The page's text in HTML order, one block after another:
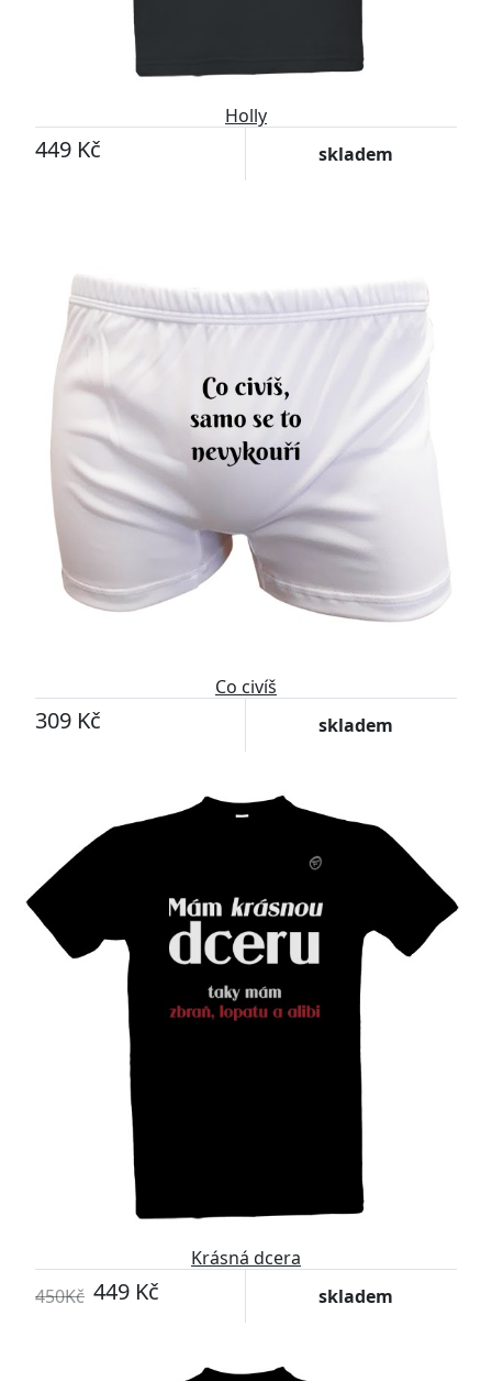
Holly
449 Kč skladem
Co civíš
309 Kč skladem
Krásná dcera
450Kč 449 Kč skladem